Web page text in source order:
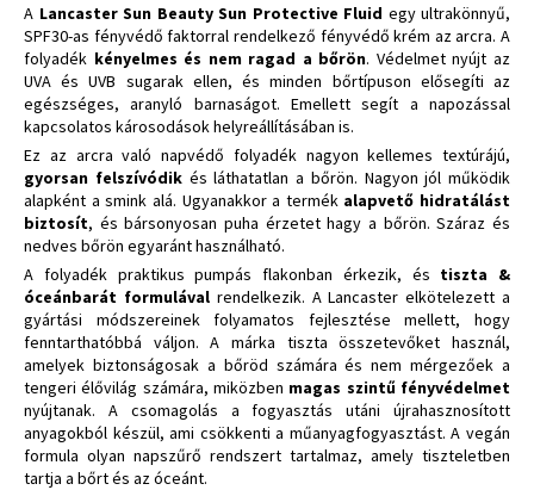
A Lancaster Sun Beauty Sun Protective Fluid egy ultrakönnyű,
SPF30-as fényvédő faktorral rendelkező fényvédő krém az arcra. A
folyadék kényelmes és nem ragad a bőrön. Védelmet nyújt az
UVA és UVB sugarak ellen, és minden bőrtípuson elősegíti az
egészséges, aranyló barnaságot. Emellett segít a napozással
kapcsolatos károsodások helyreállításában is.
Ez az arcra való napvédő folyadék nagyon kellemes textúrájú,
gyorsan felszívódikés láthatatlan a bőrön. Nagyon jól működik
alapként a smink alá. Ugyanakkor a termék alapvető hidratálást
biztosít, és bársonyosan puha érzetet hagy a bőrön. Száraz és
nedves bőrön egyaránt használható.
A folyadék praktikus pumpás flakonban érkezik, és tiszta &
óceánbarát formulávalrendelkezik. A Lancaster elkötelezett a
gyártási módszereinek folyamatos fejlesztése mellett, hogy
fenntarthatóbbá váljon. A márka tiszta összetevőket használ,
amelyek biztonságosak a bőröd számára és nem mérgezőek a
tengeri élővilág számára, miközben magas szintű fényvédelmet
nyújtanak. A csomagolás a fogyasztás utáni újrahasznosított
anyagokból készül, ami csökkenti a műanyagfogyasztást. A vegán
formula olyan napszűrő rendszert tartalmaz, amely tiszteletben
tartja a bőrt és az óceánt.